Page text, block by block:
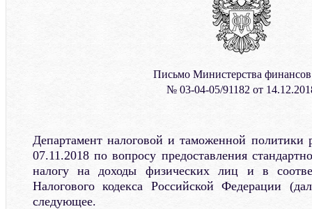
Письмо Министерства
№ 03-04-05/91182 от
Департамент налоговой и таможенной политики
07.11.2018 по вопросу предоставления
налогу на доходы физических лиц и в
Налогового кодекса Российской Федерации
следующее.